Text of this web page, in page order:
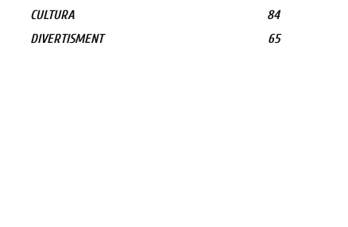
CULTURA
84
DIVERTISMENT
65